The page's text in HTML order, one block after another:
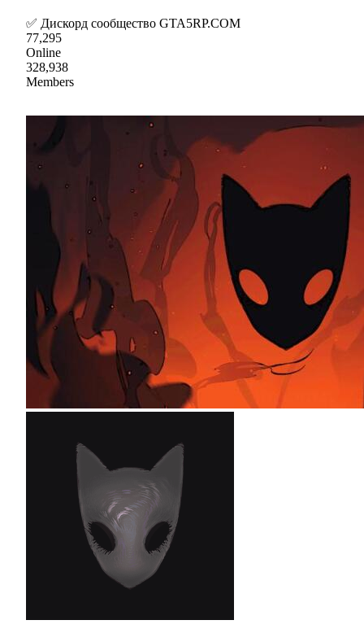
✅ Дискорд сообщество GTA5RP.COM
77,295
Online
328,938
Members